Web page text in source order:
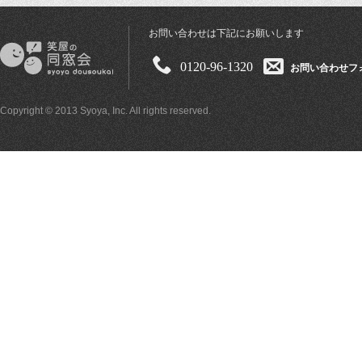
お問い合わせは下記にお願いします
0120-96-1320 お問い合わせフ
Copyright © 2013 Syoya, Inc. All rights reserved.